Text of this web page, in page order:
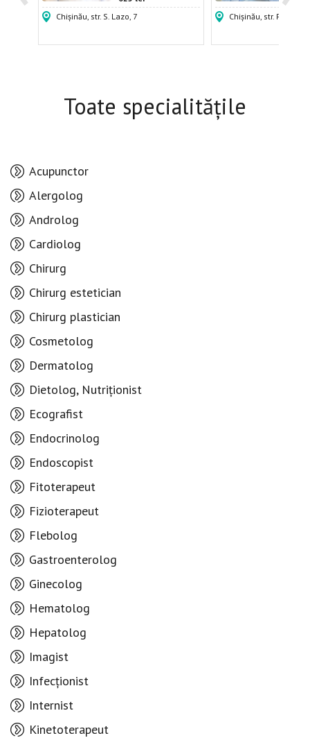
Chișinău, str. S. Lazo, 7
Chișinău, str. Puskin,
Toate specialitățile
Acupunctor
Alergolog
Androlog
Cardiolog
Chirurg
Chirurg estetician
Chirurg plastician
Cosmetolog
Dermatolog
Dietolog, Nutriționist
Ecografist
Endocrinolog
Endoscopist
Fitoterapeut
Fizioterapeut
Flebolog
Gastroenterolog
Ginecolog
Hematolog
Hepatolog
Imagist
Infecționist
Internist
Kinetoterapeut